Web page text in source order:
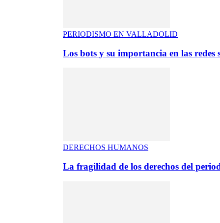
PERIODISMO EN VALLADOLID
Los bots y su importancia en las redes
DERECHOS HUMANOS
La fragilidad de los derechos del